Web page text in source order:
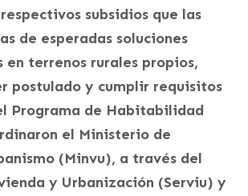
subsidios que las
de esperadas soluciones
en terrenos rurales propios,
postulado y cumplir requisitos
Programa de Habitabilidad
el Ministerio de
(Minvu), a través del
y Urbanización (Serviu) y